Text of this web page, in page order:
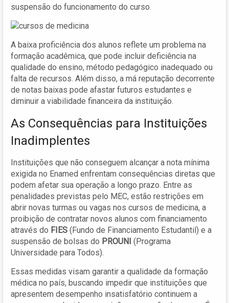
suspensão do funcionamento do curso.
A baixa proficiência dos alunos reflete um problema na
formação acadêmica, que pode incluir deficiência na
qualidade do ensino, método pedagógico inadequado ou
falta de recursos. Além disso, a má reputação decorrente
de notas baixas pode afastar futuros estudantes e
diminuir a viabilidade financeira da instituição.
As Consequências para Instituições
Inadimplentes
Instituições que não conseguem alcançar a nota mínima
exigida no Enamed enfrentam consequências diretas que
podem afetar sua operação a longo prazo. Entre as
penalidades previstas pelo MEC, estão restrições em
abrir novas turmas ou vagas nos cursos de medicina, a
proibição de contratar novos alunos com financiamento
através do FIES (Fundo de Financiamento Estudantil) e a
suspensão de bolsas do PROUNI (Programa
Universidade para Todos).
Essas medidas visam garantir a qualidade da formação
médica no país, buscando impedir que instituições que
apresentem desempenho insatisfatório continuem a